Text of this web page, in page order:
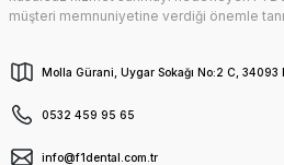
müşteri memnuniyetine verdiği önemle
Molla Gürani, Uygar Sokağı No:2 C, 34093
0532 459 95 65
info@f1dental.com.tr